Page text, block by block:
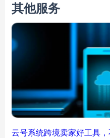
其他服务
云号系统跨境卖家好工具